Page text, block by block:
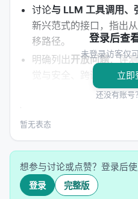
讨论与 LLM 工具调用、
新兴范式的接口，指出
移路径。
明确列出开放问题：评
觉与安全、跨语言与多
| 维度 | 子类 | 代表思路 |
|----------|------|------| | 建
成式检索 | 双塔、交叉编
熟、可扩展 | 语义漂移、更
/ Agent / Tool-use | 检索
登录后查
未登录访客仅
立即
还没有账号？
暂无表态
想参与讨论或点赞？登录后
登录 完整版